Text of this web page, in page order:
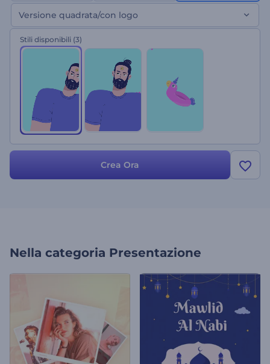
creare e condividere i tuoi auguri più autentici e far sentire tuo
padre apprezzato. Cosa aspetti? Provalo subito!
Versione quadrata/con logo
Stili disponibili (3)
Crea Ora
Nella categoria Presentazione